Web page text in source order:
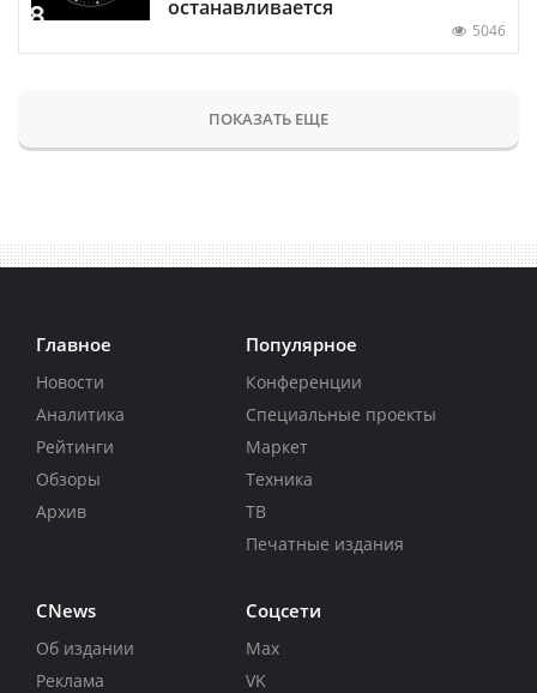
останавливается
5046
ПОКАЗАТЬ ЕЩЕ
Главное
Новости
Аналитика
Рейтинги
Обзоры
Архив
Популярное
Конференции
Специальные проекты
Маркет
Техника
ТВ
Печатные издания
CNews
Об издании
Реклама
Соцсети
Max
VK